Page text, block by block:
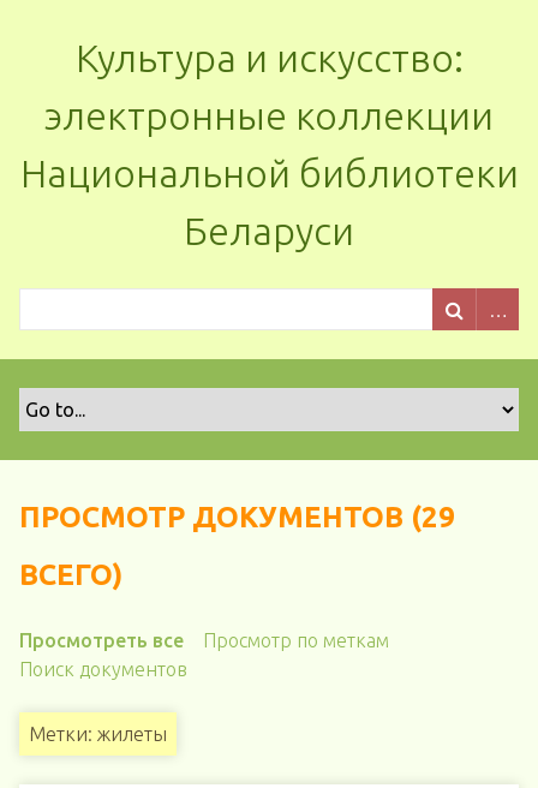
Культура и искусство:
электронные коллекции
Национальной библиотеки
Беларуси
ПРОСМОТР ДОКУМЕНТОВ (29
ВСЕГО)
Просмотреть все
Просмотр по меткам
Поиск документов
Метки: жилеты